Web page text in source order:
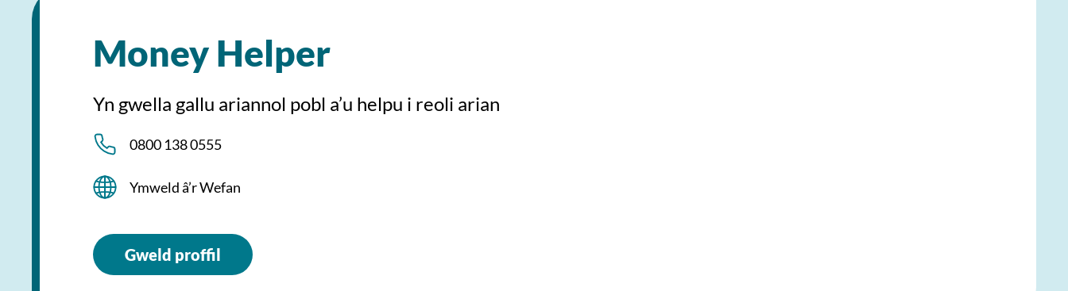
Money Helper
Yn gwella gallu ariannol pobl a’u helpu i reoli arian
0800 138 0555
Ymweld â’r Wefan
Gweld proffil